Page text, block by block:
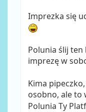
Imprezka się
Polunia ślij ten
imprezę w
Kima
osobno, ale to
Polunia Ty